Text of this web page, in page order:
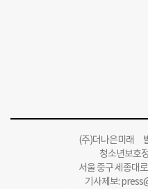
(주)더나은미래
청소년보호
서울 중구 세종대
기사제보: